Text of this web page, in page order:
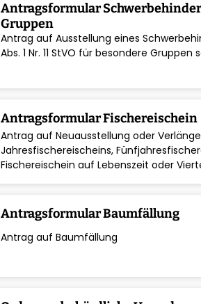
Antragsformular
Gruppen
Antrag auf Ausstellung eines
Abs. 1 Nr. 11 StVO für besondere
Antragsformular Fischereischein
Antrag auf Neuausstellung oder
Jahresfischereischeins,
Fischereischein auf Lebenszeit oder
Antragsformular Baumfällung
Antrag auf Baumfällung